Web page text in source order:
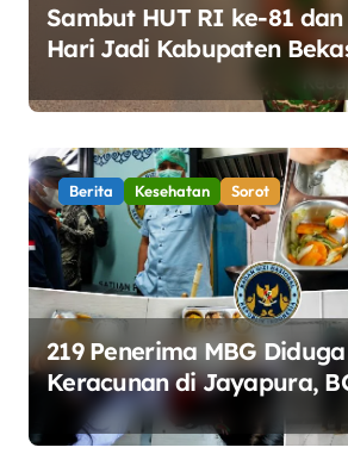
Sambut HUT RI ke-81 dan
Hari Jadi Kabupaten
ke-76, Pemdes Muara
Gotong Royong Percantik
Jembatan CBL
Berita Kesehatan Sorot
219 Penerima MBG Diduga
Keracunan di Jayapura,
Perketat Pengawasan
Keamanan Pangan